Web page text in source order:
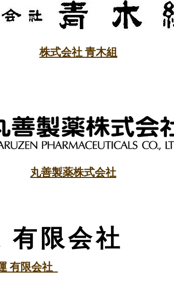
株式会社 青木組
丸善製薬株式会社
有限会社
有限会社